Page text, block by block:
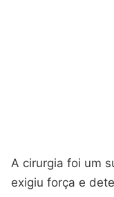
A cirurgia foi um
exigiu força e